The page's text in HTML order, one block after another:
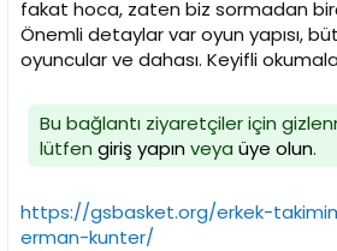
fakat hoca, zaten biz sormadan
Önemli detaylar var oyun yapısı,
oyuncular ve dahası. Keyifli
Bu bağlantı ziyaretçiler için
lütfen giriş yapınveya üye olun.
https://gsbasket.org/erkek-
erman-kunter/